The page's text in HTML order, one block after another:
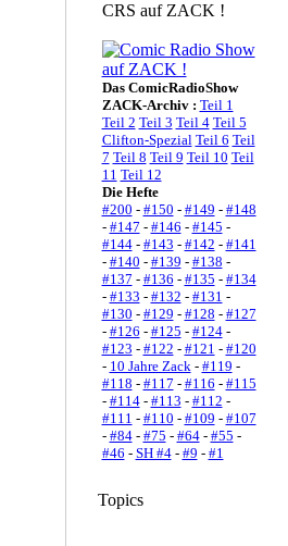
CRS auf ZACK !
Das ComicRadioShow
ZACK-Archiv : Teil 1
Teil 2 Teil 3 Teil 4 Teil 5
Clifton-Spezial Teil 6 Teil
7 Teil 8 Teil 9 Teil 10 Teil
11 Teil 12
Die Hefte
#200 - #150 - #149 - #148
- #147 - #146 - #145 -
#144- #143 - #142 - #141
- #140 - #139 - #138 -
#137 - #136 - #135 - #134
- #133 - #132 - #131 -
#130 - #129 - #128 - #127
- #126 - #125 - #124-
#123 - #122 - #121 - #120
- 10 Jahre Zack- #119 -
#118 - #117 - #116 - #115
- #114- #113 - #112 -
#111 - #110 - #109 - #107
- #84- #75 - #64- #55 -
#46 - SH #4- #9 - #1
Topics